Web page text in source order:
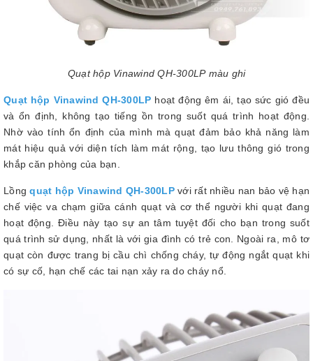
Quạt hộp Vinawind QH-300LP màu ghi
Quạt hộp Vinawind QH-300LP hoạt động êm ái, tạo sức gió đều
và ổn định, không tạo tiếng ồn trong suốt quá trình hoạt động.
Nhờ vào tính ổn định của mình mà quạt đảm bảo khả năng làm
mát hiệu quả với diện tích làm mát rộng, tạo lưu thông gió trong
khắp căn phòng của bạn.
Lồngquạt hộp Vinawind QH-300LP với rất nhiều nan bảo vệ hạn
chế việc va chạm giữa cánh quạt và cơ thể người khi quạt đang
hoạt động. Điều này tạo sự an tâm tuyệt đối cho bạn trong suốt
quá trình sử dụng, nhất là với gia đình có trẻ con. Ngoài ra, mô tơ
quạt còn được trang bị cầu chì chống cháy, tự động ngắt quạt khi
có sự cố, hạn chế các tai nạn xảy ra do cháy nổ.